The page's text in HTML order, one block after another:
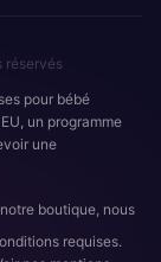
réservés
pour bébé
un programme
une
boutique, nous
requises.